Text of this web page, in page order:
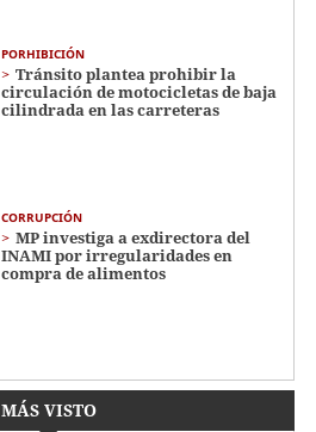
PORHIBICIÓN
Tránsito plantea prohibir la
circulación de motocicletas de baja
cilindrada en las carreteras
CORRUPCIÓN
MP investiga a exdirectora del
INAMI por irregularidades en
compra de alimentos
MÁS VISTO